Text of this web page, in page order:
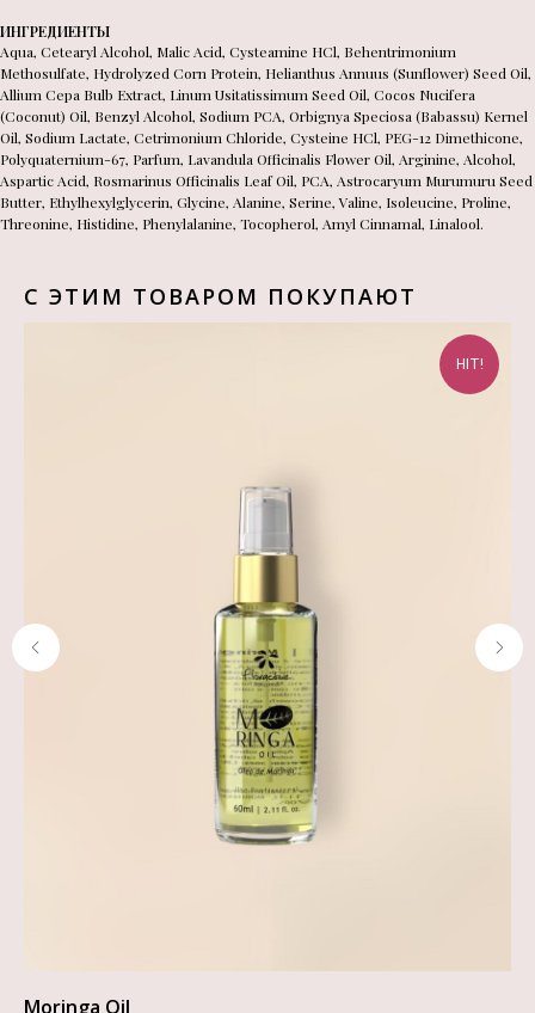
ИНГРЕДИЕНТЫ
Aqua, Cetearyl Alcohol, Malic Acid, Cysteamine HCl, Behentrimonium
Methosulfate, Hydrolyzed Corn Protein, Helianthus Annuus (Sunflower) Seed Oil,
Allium Cepa Bulb Extract, Linum Usitatissimum Seed Oil, Cocos Nucifera
(Coconut) Oil, Benzyl Alcohol, Sodium PCA, Orbignya Speciosa (Babassu) Kernel
Oil, Sodium Lactate, Cetrimonium Chloride, Cysteine HCl, PEG-12 Dimethicone,
Polyquaternium-67, Parfum, Lavandula Officinalis Flower Oil, Arginine, Alcohol,
Aspartic Acid, Rosmarinus Officinalis Leaf Oil, PCA, Astrocaryum Murumuru Seed
Butter, Ethylhexylglycerin, Glycine, Alanine, Serine, Valine, Isoleucine, Proline,
Threonine, Histidine, Phenylalanine, Tocopherol, Amyl Cinnamal, Linalool.
С ЭТИМ ТОВАРОМ ПОКУПАЮТ
HIT!
Moringa Oil